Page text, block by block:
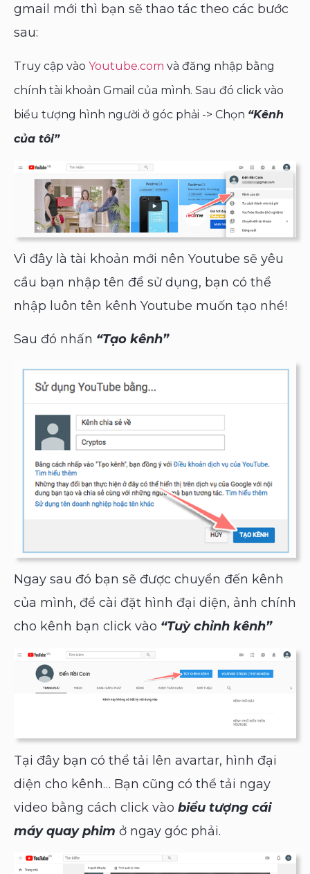
gmail mới thì bạn sẽ thao tác theo các bước
sau:
Truy cập vào Youtube.com và đăng nhập bằng
chính tài khoản Gmail của mình. Sau đó click vào
biểu tượng hình người ở góc phải -> Chọn “Kênh
của tôi”
Vì đây là tài khoản mới nên Youtube sẽ yêu
cầu bạn nhập tên để sử dụng, bạn có thể
nhập luôn tên kênh Youtube muốn tạo nhé!
Sau đó nhấn “Tạo kênh”
Ngay sau đó bạn sẽ được chuyển đến kênh
của mình, để cài đặt hình đại diện, ảnh chính
cho kênh bạn click vào “Tuỳ chỉnh kênh”
Tại đây bạn có thể tải lên avartar, hình đại
diện cho kênh… Bạn cũng có thể tải ngay
video bằng cách click vào biểu tượng cái
máy quay phim ở ngay góc phải.